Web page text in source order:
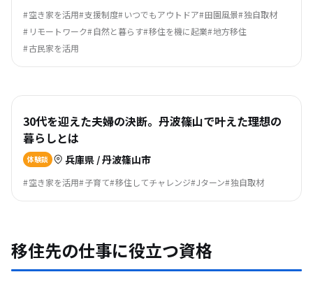
空き家を活用 支援制度 いつでもアウトドア 田園風景 独自取材
リモートワーク 自然と暮らす 移住を機に起業 地方移住
古民家を活用
30代を迎えた夫婦の決断。丹波篠山で叶えた理想の
暮らしとは
体験談 兵庫県 / 丹波篠山市
空き家を活用 子育て 移住してチャレンジ Jターン 独自取材
移住先の仕事に役立つ資格